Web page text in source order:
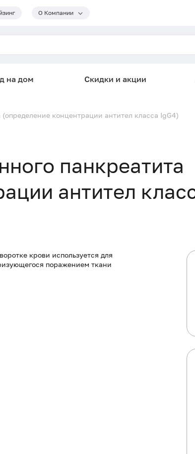
О Компании
на дом Скидки и акции
концентрации антител класса IgG4)
панкреатита
антител
крови используется для
поражением ткани